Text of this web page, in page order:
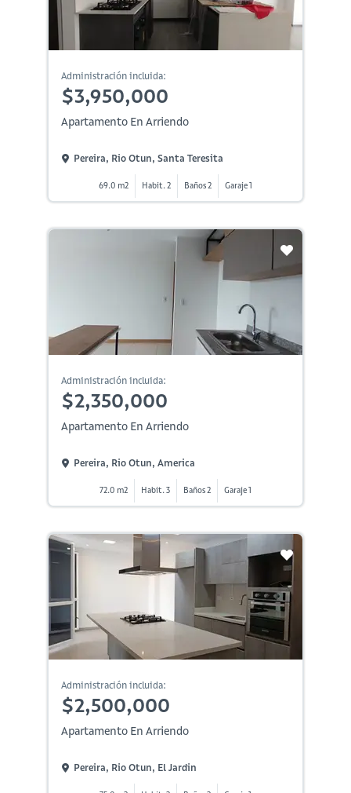
Administración incluida:
$3,950,000
Apartamento En Arriendo
Pereira, Rio Otun, Santa Teresita
69.0 m2 Habit. 2 Baños 2 Garaje 1
Administración incluida:
$2,350,000
Apartamento En Arriendo
Pereira, Rio Otun, America
72.0 m2 Habit. 3 Baños 2 Garaje 1
Administración incluida:
$2,500,000
Apartamento En Arriendo
Pereira, Rio Otun, El Jardin